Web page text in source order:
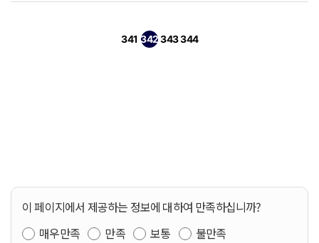
341
페이지열린
342
페이지
343
페이지
344
페이지
이 페이지에서 제공하는 정보에 대하여 만족하십니까?
매우만족
만족 보통
불만족